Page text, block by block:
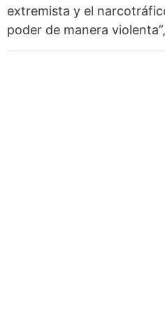
extremista y el
poder de manera